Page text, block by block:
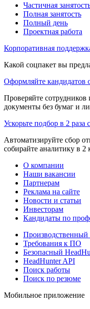
Частичная
Полная занятость
Полный день
Проектная работа
Корпоративная
Какой соцпакет вы
Оформляйте кандидатов
Проверяйте
документы без бумаг и
Ускорьте подбор в 2 раза
Автоматизируйте сбор
собирайте аналитику в 2
О компании
Наши вакансии
Партнерам
Реклама на сайте
Новости и статьи
Инвесторам
Кандидаты по
Производственный
Требования к ПО
Безопасный
HeadHunter API
Поиск работы
Поиск по резюме
Мобильное приложение